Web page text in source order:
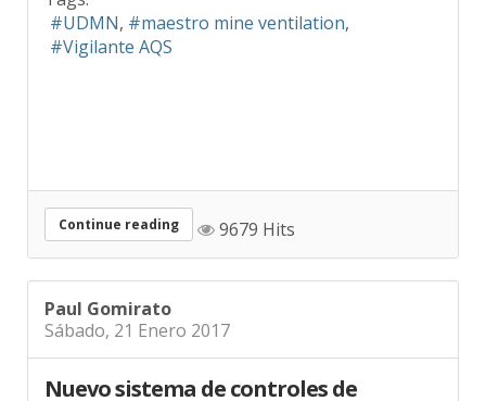
UDMN
Vigilante AQS
Continue reading
Sábado, 21 Enero 2017
Nuevo sistema de controles de